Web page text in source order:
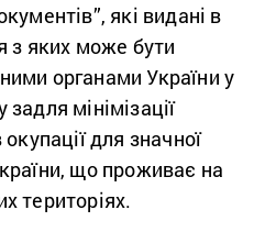
які видані в
з яких може бути
органами України у
мінімізації
для значної
що проживає на
територіях.